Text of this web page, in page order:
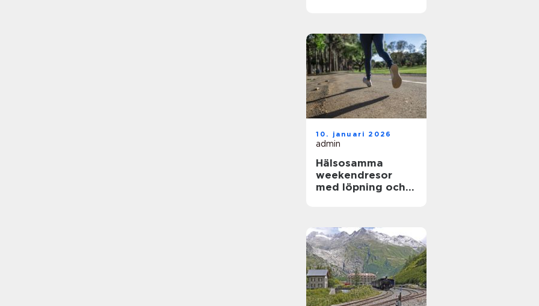
10. januari 2026
admin
Hälsosamma
weekendresor
med löpning och